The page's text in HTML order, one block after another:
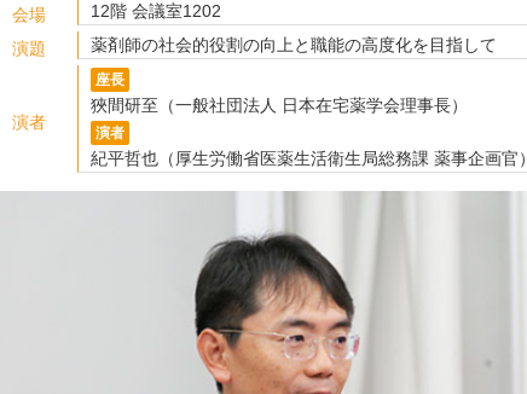
会場
12階 会議室1202
演題
薬剤師の社会的役割の向上と職能の高度化を目指して
演者
座長
狹間研至（一般社団法人 日本在宅薬学会理事長）
演者
紀平哲也（厚生労働省医薬生活衛生局総務課 薬事企画官）